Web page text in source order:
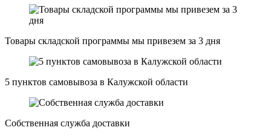
Товары складской программы мы привезем за 3 дня
5 пунктов самовывоза в Калужской области
Собственная служба доставки